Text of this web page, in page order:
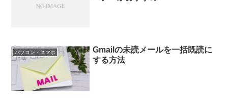
パソコン・スマホ
Gmailの未読メールを一括既読に
する方法